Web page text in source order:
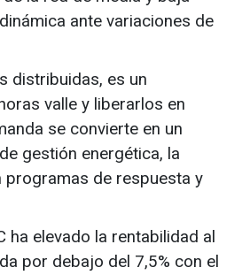
ante variaciones de
distribuidas, es un
valle y liberarlos en
se convierte en un
gestión energética, la
de respuesta y
elevado la rentabilidad al
por debajo del 7,5% con el